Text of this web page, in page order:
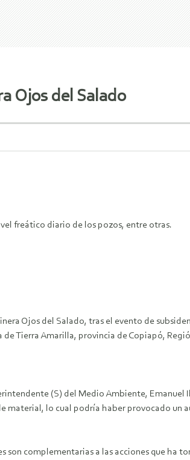
Ojos del Salado
freático diario de los pozos, entre otras.
Ojos del Salado, tras el evento de
Tierra Amarilla, provincia de Copiapó,
(S) del Medio Ambiente, Emanuel
material, lo cual podría haber provocado un
son complementarias a las acciones que ha